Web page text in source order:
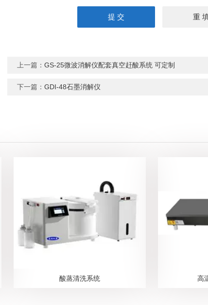
上一篇： GS-25微波消解仪配套真空赶酸系统 可定制
下一篇： GDI-48石墨消解仪
酸蒸清洗系统 高